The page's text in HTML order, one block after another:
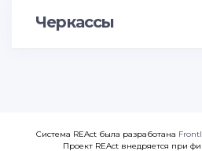
Черкассы
Система REAct была разработана
Проект REAct внедряется при